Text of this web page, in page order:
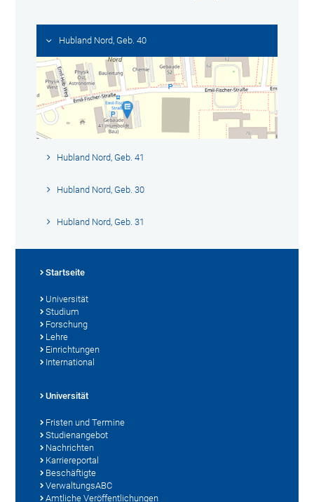
Hubland Nord, Geb. 40
Hubland Nord, Geb. 41
Hubland Nord, Geb. 30
Hubland Nord, Geb. 31
Startseite
Universität
Studium
Forschung
Lehre
Einrichtungen
International
Universität
Fristen und Termine
Studienangebot
Nachrichten
Karriereportal
Beschäftigte
VerwaltungsABC
Amtliche Veröffentlichungen